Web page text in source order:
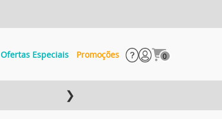
Ofertas Especiais Promoções 0
❯